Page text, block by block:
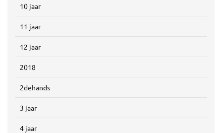
10 jaar
11 jaar
12 jaar
2018
2dehands
3 jaar
4 jaar